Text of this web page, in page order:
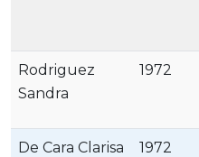
Rodriguez
Sandra
1972
De Cara Clarisa 1972